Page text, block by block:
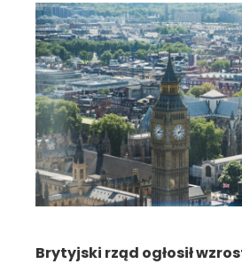
Brytyjski rząd ogłosił